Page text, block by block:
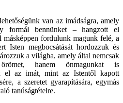
van az imádságra, amely
formál bennünket – hangzott el
másképpen fordulunk magunk felé, a
Isten megbocsátását hordozzuk és
a világba, amely által nemcsak
hanem önmagunkat is
el az imát, mint az Istentől kapott
a szeretet gyarapítására, egymás
tanúságtételre.